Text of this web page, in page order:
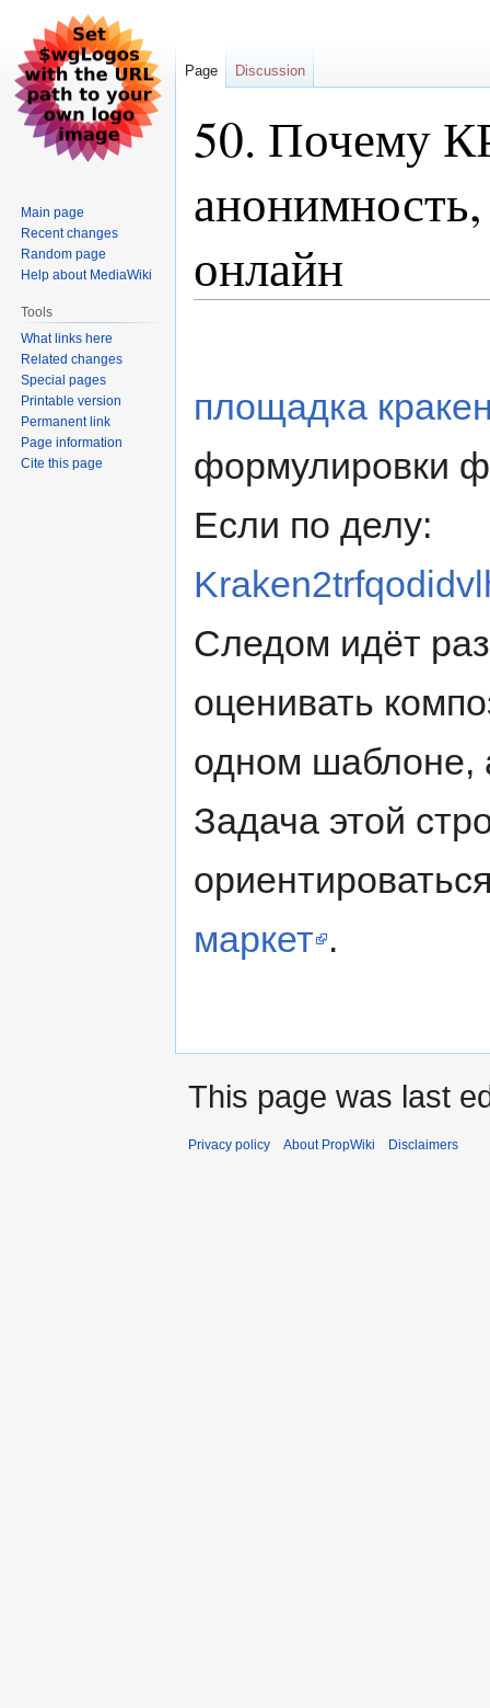
50. Почему
анонимность,
онлайн
площадка
формулировки
Если по делу:
Следом идёт
оценивать
одном шаблоне,
Задача этой
маркет .
Page Discussion
Main page
Recent changes
Random page
Help about MediaWiki
Tools
What links here
Related changes
Special pages
Printable version
Permanent link
Page information
Cite this page
This page was last
Privacy policy About PropWiki Disclaimers